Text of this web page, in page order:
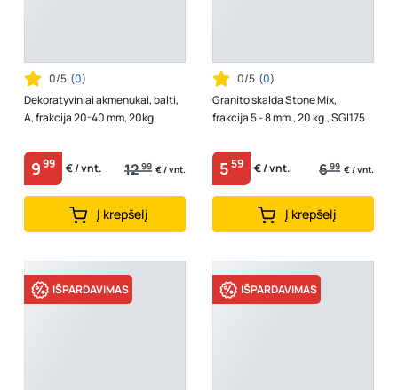
0/5 (0)
Dekoratyviniai akmenukai, balti,
A, frakcija 20-40 mm, 20kg
999 € / vnt. 1299 € / vnt.
Į krepšelį
0/5 (0)
Granito skalda Stone Mix,
frakcija 5 - 8 mm., 20 kg., SGI175
559 € / vnt. 699 € / vnt.
Į krepšelį
IŠPARDAVIMAS IŠPARDAVIMAS